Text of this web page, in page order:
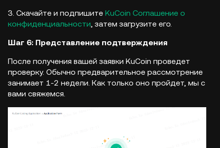
3. Скачайте и подпишите KuCoin Соглашение о
конфиденциальности, затем загрузите его.
Шаг 6: Представление подтверждения
После получения вашей заявки KuCoin проведет
проверку. Обычно предварительное рассмотрение
занимает 1-2 недели. Как только оно пройдет, мы с
вами свяжемся.